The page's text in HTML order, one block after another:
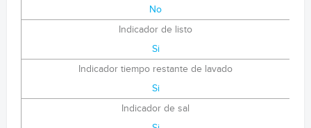
No
Indicador de listo
Si
Indicador tiempo restante de lavado
Si
Indicador de sal